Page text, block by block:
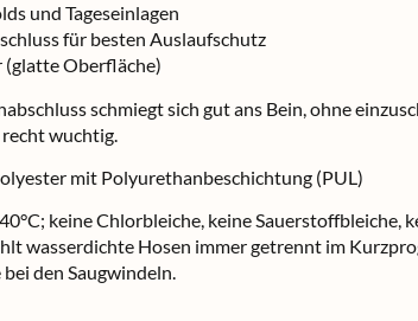
und Tageseinlagen
für besten Auslaufschutz
(glatte Oberfläche)
schmiegt sich gut ans Bein, ohne
wuchtig.
mit Polyurethanbeschichtung (PUL)
keine Chlorbleiche, keine
wasserdichte Hosen immer getrennt im
den Saugwindeln.